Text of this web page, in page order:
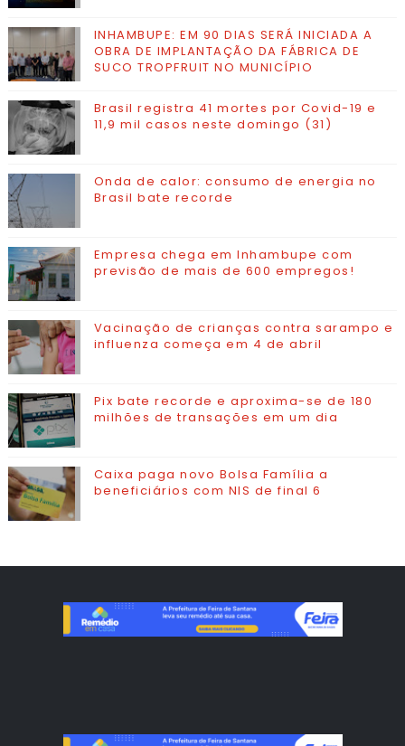
INHAMBUPE: EM 90 DIAS SERÁ INICIADA A
OBRA DE IMPLANTAÇÃO DA FÁBRICA DE
SUCO TROPFRUIT NO MUNICÍPIO
Brasil registra 41 mortes por Covid-19 e
11,9 mil casos neste domingo (31)
Onda de calor: consumo de energia no
Brasil bate recorde
Empresa chega em Inhambupe com
previsão de mais de 600 empregos!
Vacinação de crianças contra sarampo e
influenza começa em 4 de abril
Pix bate recorde e aproxima-se de 180
milhões de transações em um dia
Caixa paga novo Bolsa Família a
beneficiários com NIS de final 6